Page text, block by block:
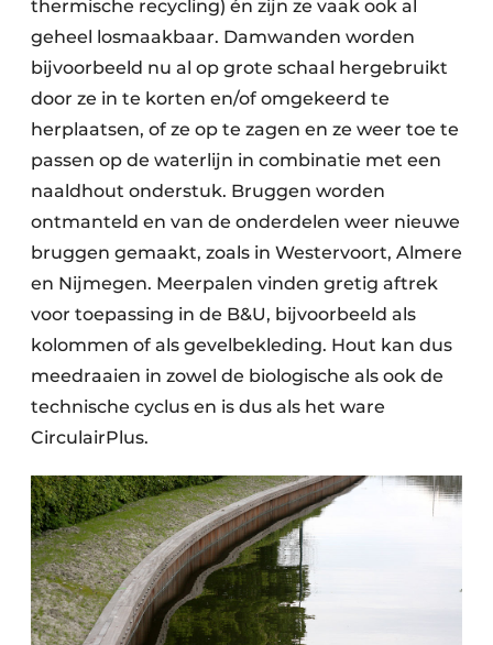
thermische recycling) én zijn ze vaak ook al
geheel losmaakbaar. Damwanden worden
bijvoorbeeld nu al op grote schaal hergebruikt
door ze in te korten en/of omgekeerd te
herplaatsen, of ze op te zagen en ze weer toe te
passen op de waterlijn in combinatie met een
naaldhout onderstuk. Bruggen worden
ontmanteld en van de onderdelen weer nieuwe
bruggen gemaakt, zoals in Westervoort, Almere
en Nijmegen. Meerpalen vinden gretig aftrek
voor toepassing in de B&U, bijvoorbeeld als
kolommen of als gevelbekleding. Hout kan dus
meedraaien in zowel de biologische als ook de
technische cyclus en is dus als het ware
CirculairPlus.